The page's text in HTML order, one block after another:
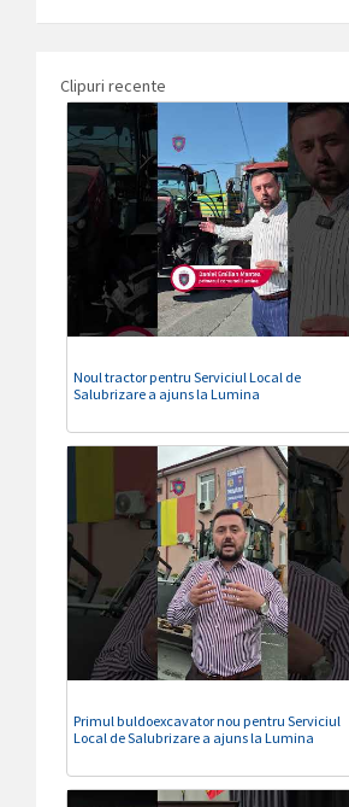
Clipuri recente
Noul tractor pentru Serviciul Local de
Salubrizare a ajuns la Lumina
Primul buldoexcavator nou pentru Serviciul
Local de Salubrizare a ajuns la Lumina